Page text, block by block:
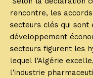
rencontre, les
secteurs clés qui sont
développement
secteurs figurent les
lequel l’Algérie
l’industrie